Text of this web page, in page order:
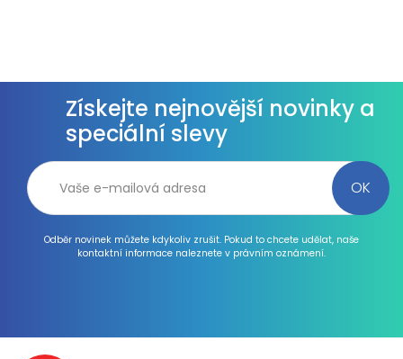
Získejte nejnovější novinky a
speciální slevy
Odběr novinek můžete kdykoliv zrušit. Pokud to chcete udělat, naše
kontaktní informace naleznete v právním oznámení.